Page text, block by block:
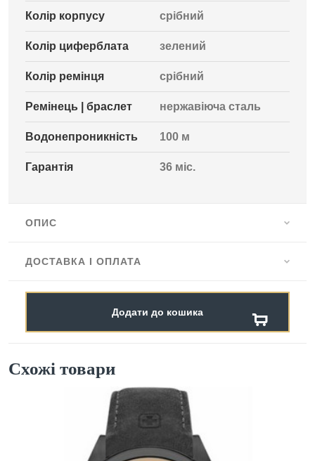
Колір корпусу срібний
Колір циферблата зелений
Колір ремінця срібний
Ремінець | браслет нержавіюча сталь
Водонепроникність 100 м
Гарантія 36 міс.
ОПИС
ДОСТАВКА І ОПЛАТА
Додати до кошика
Схожі товари